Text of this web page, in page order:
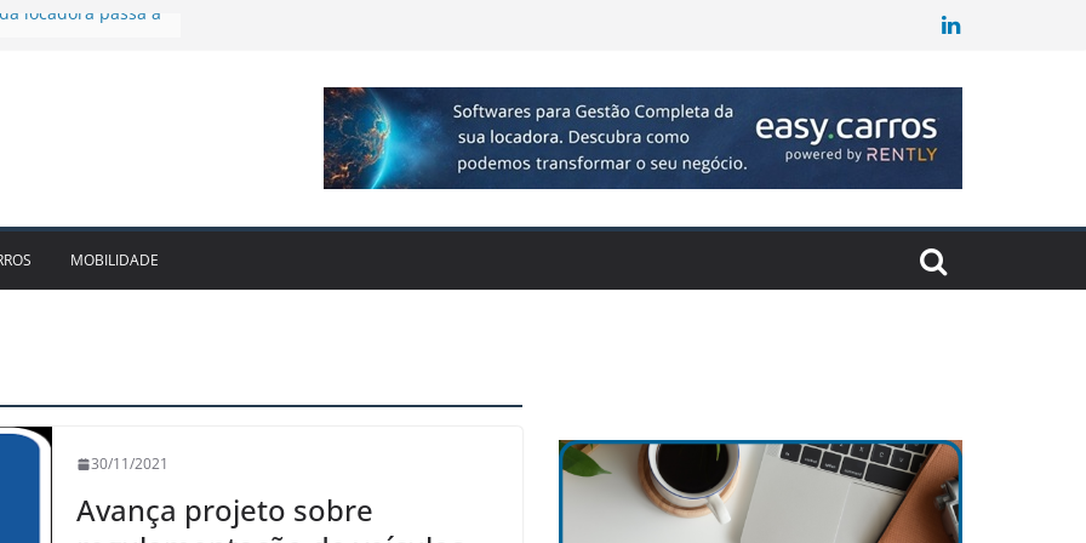
1bi no 2T26 e
de veículos
para o RJ e
leva Localiza
MOBILIDADE
30/11/2021
Avança projeto sobre